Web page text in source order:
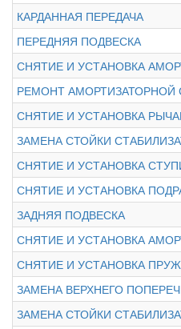
КАРДАННАЯ ПЕРЕДАЧА
ПЕРЕДНЯЯ ПОДВЕСКА
СНЯТИЕ И УСТАНОВКА
РЕМОНТ АМОРТИЗАТОРНОЙ
СНЯТИЕ И УСТАНОВКА
ЗАМЕНА СТОЙКИ
СНЯТИЕ И УСТАНОВКА
СНЯТИЕ И УСТАНОВКА
ЗАДНЯЯ ПОДВЕСКА
СНЯТИЕ И УСТАНОВКА
СНЯТИЕ И УСТАНОВКА
ЗАМЕНА ВЕРХНЕГО
ЗАМЕНА СТОЙКИ